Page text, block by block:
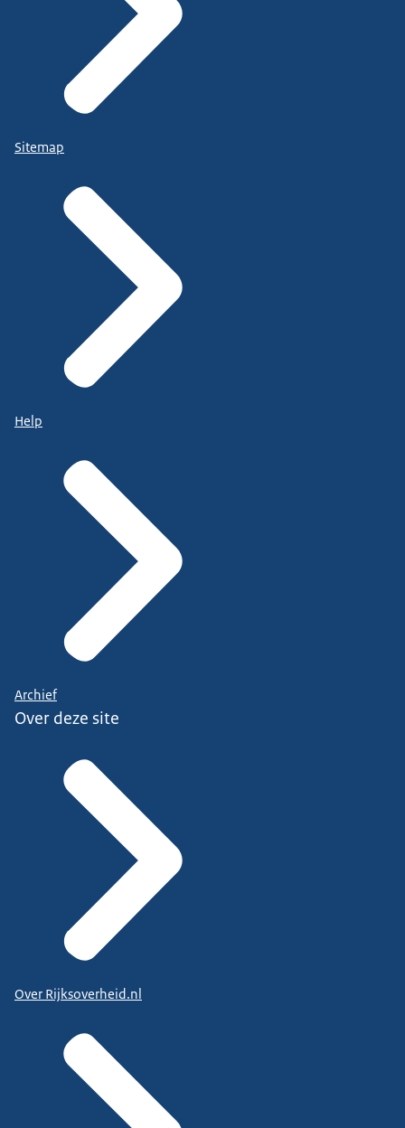
Sitemap
Help
Archief
Over deze site
Over Rijksoverheid.nl